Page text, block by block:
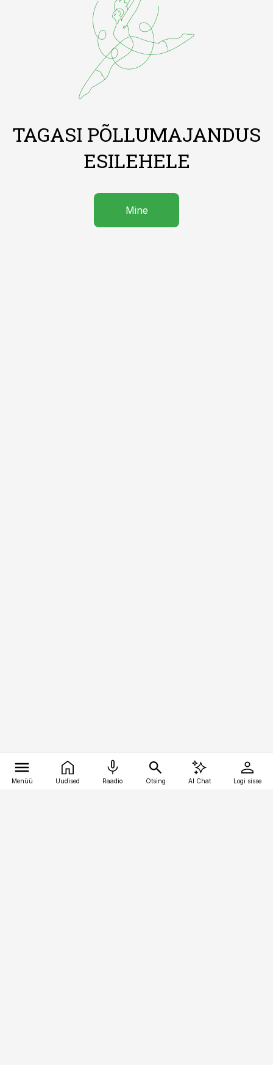
TAGASI PÕLLUMAJANDUS
ESILEHELE
Mine
Menüü Uudised Raadio Otsing AI Chat Logi sisse